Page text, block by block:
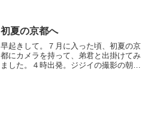
初夏の京都へ
早起きして。７月に入った頃、初夏の京
都にカメラを持って、弟君と出掛けてみ
ました。４時出発。ジジイの撮影の朝は